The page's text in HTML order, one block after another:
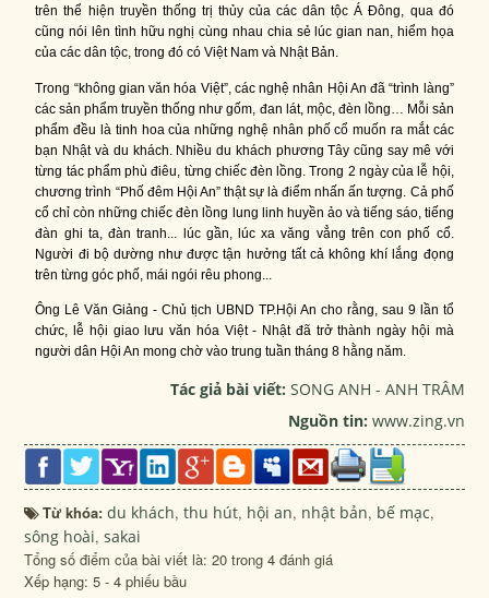
trên thể hiện truyền thống trị thủy của các dân tộc Á Đông, qua đó
cũng nói lên tình hữu nghị cùng nhau chia sẻ lúc gian nan, hiểm họa
của các dân tộc, trong đó có Việt Nam và Nhật Bản.
Trong “không gian văn hóa Việt”, các nghệ nhân Hội An đã “trình làng”
các sản phẩm truyền thống như gốm, đan lát, mộc, đèn lồng… Mỗi sản
phẩm đều là tinh hoa của những nghệ nhân phố cổ muốn ra mắt các
bạn Nhật và du khách. Nhiều du khách phương Tây cũng say mê với
từng tác phẩm phù điêu, từng chiếc đèn lồng. Trong 2 ngày của lễ hội,
chương trình “Phố đêm Hội An” thật sự là điểm nhấn ấn tượng. Cả phố
cổ chỉ còn những chiếc đèn lồng lung linh huyền ảo và tiếng sáo, tiếng
đàn ghi ta, đàn tranh... lúc gần, lúc xa văng vẳng trên con phố cổ.
Người đi bộ dường như được tận hưởng tất cả không khí lắng đọng
trên từng góc phố, mái ngói rêu phong...
Ông Lê Văn Giảng - Chủ tịch UBND TP.Hội An cho rằng, sau 9 lần tổ
chức, lễ hội giao lưu văn hóa Việt - Nhật đã trở thành ngày hội mà
người dân Hội An mong chờ vào trung tuần tháng 8 hằng năm.
Tác giả bài viết: SONG ANH - ANH TRÂM
Nguồn tin: www.zing.vn
Từ khóa:du khách,thu hút, hội an, nhật bản, bế mạc,
sông hoài,sakai
Tổng số điểm của bài viết là: 20 trong 4 đánh giá
Xếp hạng:5 -4 phiếu bầu